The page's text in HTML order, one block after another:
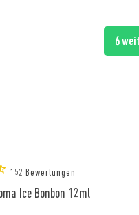
6
152 Bewertungen
Ice Bonbon 12ml